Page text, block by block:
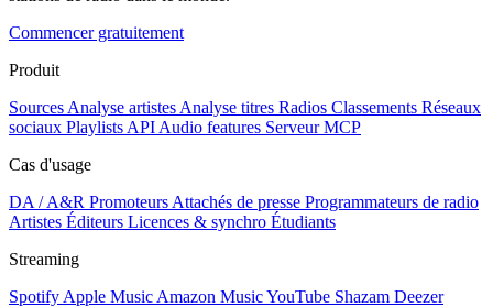
Commencer gratuitement
Produit
Sources Analyse artistes Analyse titres Radios Classements Réseaux
sociaux Playlists API Audio features Serveur MCP
Cas d'usage
DA / A&R Promoteurs Attachés de presse Programmateurs de radio
Artistes Éditeurs Licences & synchro Étudiants
Streaming
Spotify Apple Music Amazon MusicYouTube Shazam Deezer